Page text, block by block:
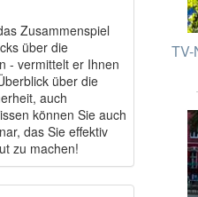
Zusammenspiel
über die
- vermittelt er Ihnen
über die
auch
können Sie auch
das Sie effektiv
zu machen!